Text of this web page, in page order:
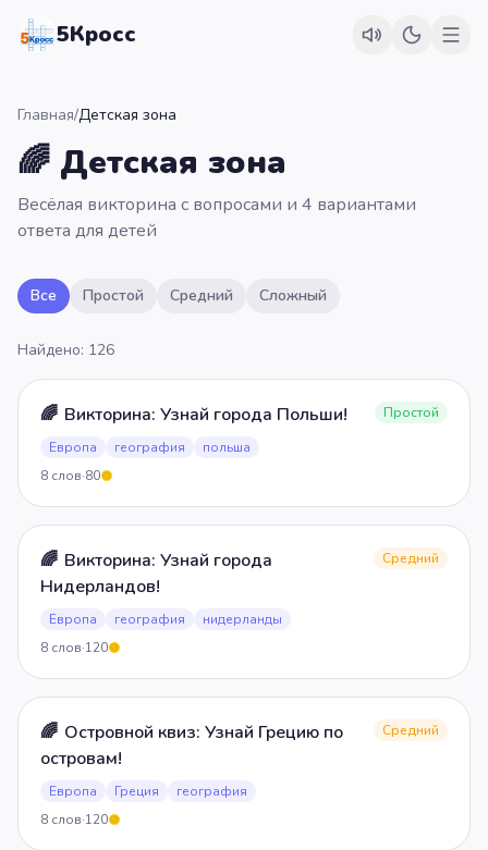
5Кросс
Главная/Детская зона
🌈 Детская зона
Весёлая викторина с вопросами и 4 вариантами
ответа для детей
Все Простой Средний Сложный
Найдено: 126
🌈 Викторина: Узнай города Польши!
Простой
Европа
география
польша
8 слов·80
🌈 Викторина: Узнай города
Нидерландов!
Средний
Европа география
нидерланды
8 слов·120
🌈 Островной квиз: Узнай Грецию по
островам!
Средний
Европа Греция
география
8 слов·120